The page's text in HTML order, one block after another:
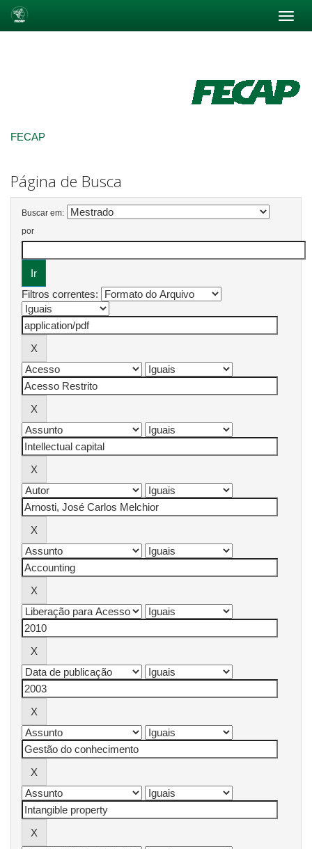
FECAP
Página de Busca
Buscar em:
por
Filtros correntes: